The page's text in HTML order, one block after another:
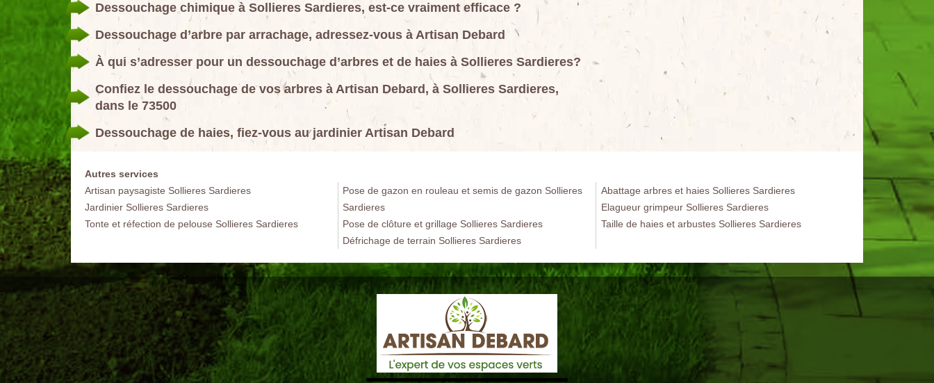
Dessouchage chimique à Sollieres Sardieres, est-ce vraiment efficace ?
Dessouchage d’arbre par arrachage, adressez-vous à Artisan Debard
À qui s’adresser pour un dessouchage d’arbres et de haies à Sollieres Sardieres?
Confiez le dessouchage de vos arbres à Artisan Debard, à Sollieres Sardieres,
dans le 73500
Dessouchage de haies, fiez-vous au jardinier Artisan Debard
Autres services
Artisan paysagiste Sollieres Sardieres
Jardinier Sollieres Sardieres
Tonte et réfection de pelouse Sollieres Sardieres
Pose de gazon en rouleau et semis de gazon Sollieres
Sardieres
Pose de clôture et grillage Sollieres Sardieres
Défrichage de terrain Sollieres Sardieres
Abattage arbres et haies Sollieres Sardieres
Elagueur grimpeur Sollieres Sardieres
Taille de haies et arbustes Sollieres Sardieres